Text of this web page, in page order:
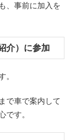
、事前に加入を
介）に参加
。
で車で案内して
です。